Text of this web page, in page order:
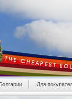
Для